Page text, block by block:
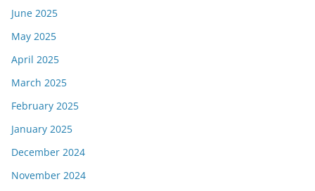
June 2025
May 2025
April 2025
March 2025
February 2025
January 2025
December 2024
November 2024